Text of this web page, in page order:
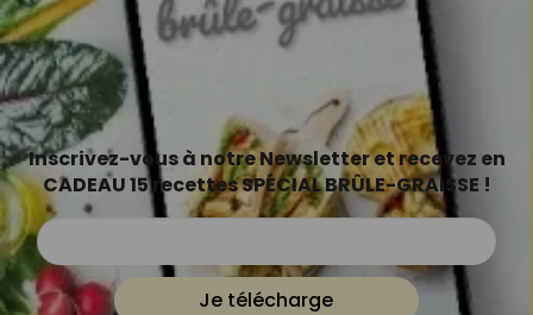
Inscrivez-vous à notre Newsletter et recevez en
CADEAU 15 recettes SPÉCIAL BRÛLE-GRAISSE !
Je télécharge